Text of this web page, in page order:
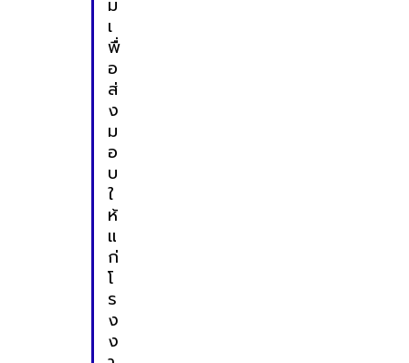
ม
เ
พื่
อ
ส่
ง
ม
อ
บ
ใ
ห้
แ
ก่
โ
ร
ง
ง